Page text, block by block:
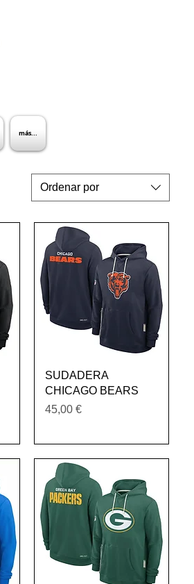
más...
Ordenar por
Vista rápida
SUDADERA
CHICAGO BEARS
Precio
45,00 €